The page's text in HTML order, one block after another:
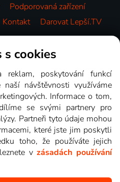
Podporovaná zařízení
Kontakt Darovat Lepší.TV
s cookies
reklam, poskytování funkcí
návštěvnosti využíváme
Informace o tom,
se svými partnery pro
Partneři tyto údaje mohou
které jste jim poskytli
toho, že používáte jejich
vzásadách používání